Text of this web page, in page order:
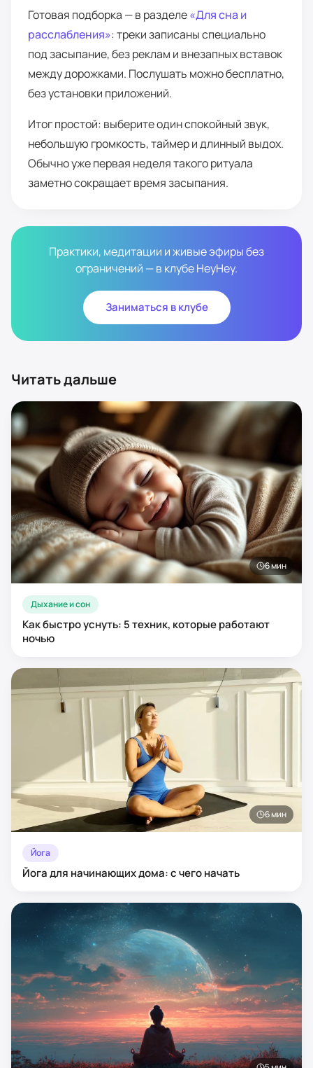
Готовая подборка — в разделе«Для сна и
расслабления»: треки записаны специально
под засыпание, без реклам и внезапных вставок
между дорожками. Послушать можно бесплатно,
без установки приложений.
Итог простой: выберите один спокойный звук,
небольшую громкость, таймер и длинный выдох.
Обычно уже первая неделя такого ритуала
заметно сокращает время засыпания.
Практики, медитации и живые эфиры без
ограничений — в клубе HeyHey.
Заниматься в клубе
Читать дальше
6мин
Дыхание и сон
Как быстро уснуть: 5 техник, которые работают
ночью
6мин
Йога
Йога для начинающих дома: с чего начать